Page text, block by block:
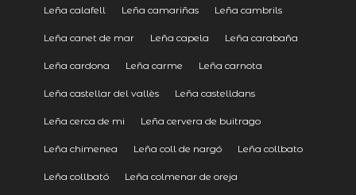
Leña calafell Leña camariñas Leña cambrils
Leña canet de mar Leña capela Leña carabaña
Leña cardona Leña carme Leña carnota
Leña castellar del vallès Leña castelldans
Leña cerca de mi Leña cervera de buitrago
Leña chimenea Leña coll de nargó Leña collbato
Leña collbató Leña colmenar de oreja